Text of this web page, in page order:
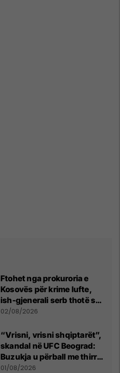
Ftohet nga prokuroria e
Kosovës për krime lufte,
ish-gjenerali serb thotë se
dikush e tradhtoi në
02/08/2026
“Vrisni, vrisni shqiptarët”,
skandal në UFC Beograd:
Buzukja u përball me thirrje
anti-shqiptare nga
01/08/2026